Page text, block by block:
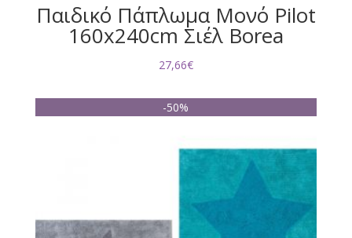
Παιδικό Πάπλωμα Μονό Pilot
160x240cm Σιέλ Borea
27,66€
-50%